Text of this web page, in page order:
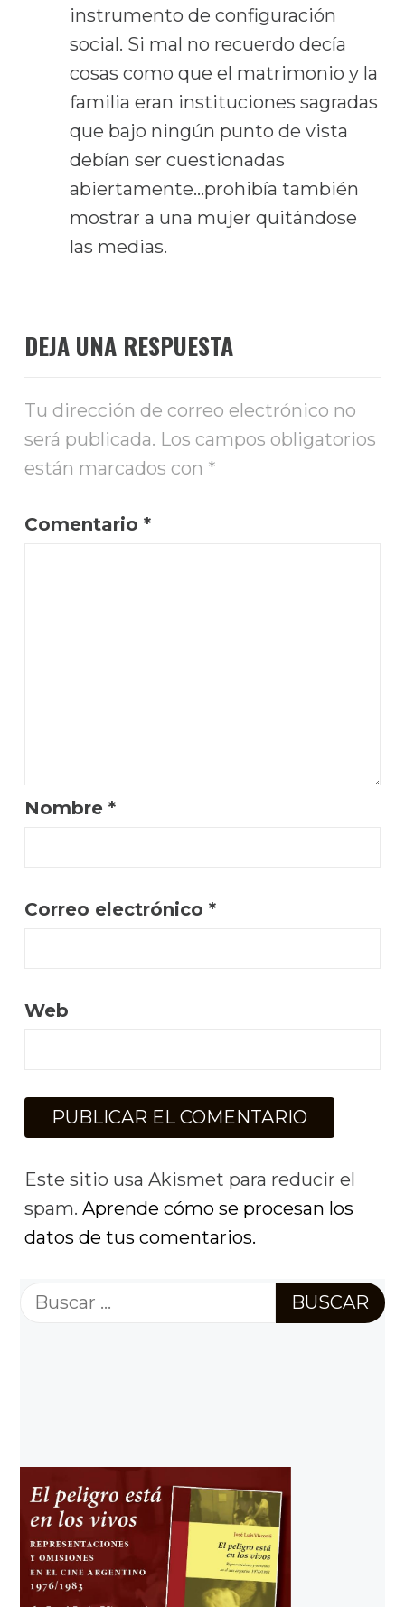
instrumento de configuración
social. Si mal no recuerdo decía
cosas como que el matrimonio y la
familia eran instituciones sagradas
que bajo ningún punto de vista
debían ser cuestionadas
abiertamente…prohibía también
mostrar a una mujer quitándose
las medias.
DEJA UNA RESPUESTA
Tu dirección de correo electrónico no
será publicada. Los campos obligatorios
están marcados con *
Comentario *
Nombre *
Correo electrónico *
Web
Este sitio usa Akismet para reducir el
spam. Aprende cómo se procesan los
datos de tus comentarios.
Buscar: